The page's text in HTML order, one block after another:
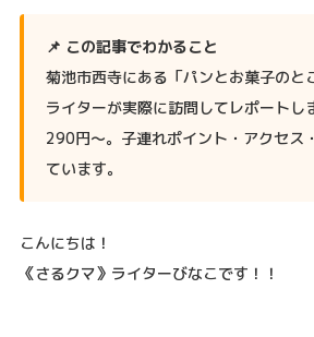
📌 この記事でわかること
菊池市西寺にある「パンとお菓子のと
ライターが実際に訪問してレポートし
290円〜。子連れポイント・アクセス
ています。
こんにちは！
《さるクマ》ライターびなこです！！